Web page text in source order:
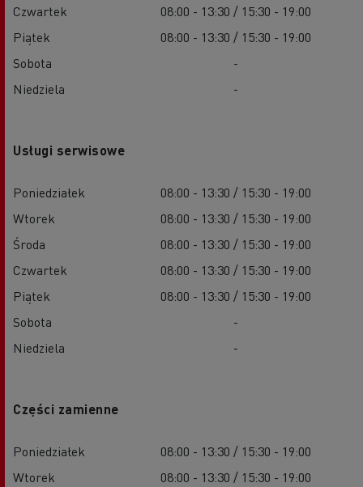
Czwartek
08:00 - 13:30 / 15:30 - 19:00
Piątek
08:00 - 13:30 / 15:30 - 19:00
Sobota
-
Niedziela
-
Usługi serwisowe
Poniedziałek
08:00 - 13:30 / 15:30 - 19:00
Wtorek
08:00 - 13:30 / 15:30 - 19:00
Środa
08:00 - 13:30 / 15:30 - 19:00
Czwartek
08:00 - 13:30 / 15:30 - 19:00
Piątek
08:00 - 13:30 / 15:30 - 19:00
Sobota
-
Niedziela
-
Części zamienne
Poniedziałek
08:00 - 13:30 / 15:30 - 19:00
Wtorek
08:00 - 13:30 / 15:30 - 19:00